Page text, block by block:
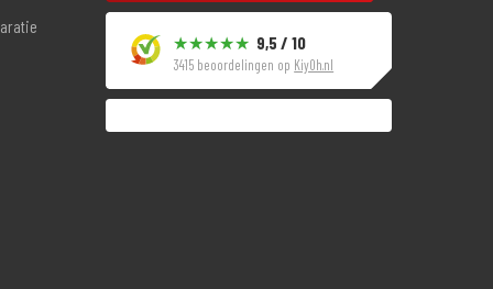
9,5 / 10
3415 beoordelingen op KiyOh.nl